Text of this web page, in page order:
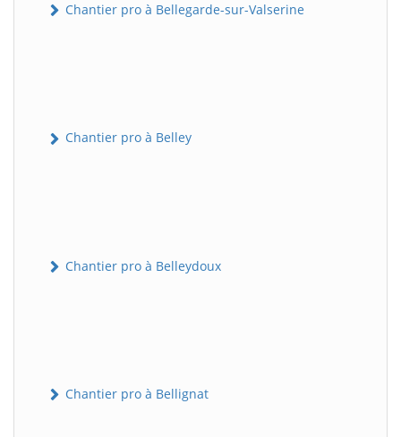
Chantier pro à Bellegarde-sur-Valserine
Chantier pro à Belley
Chantier pro à Belleydoux
Chantier pro à Bellignat